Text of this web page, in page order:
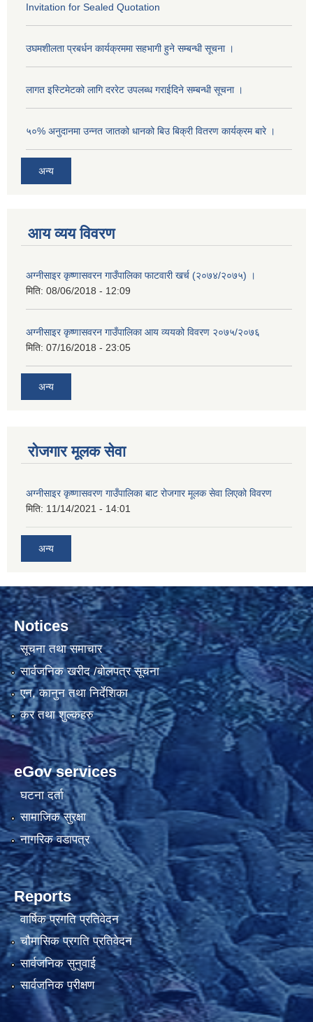
Invitation for Sealed Quotation
उघमशीलता प्रबर्धन कार्यक्रममा सहभागी हुने सम्बन्धी सूचना ।
लागत इस्टिमेटको लागि दररेट उपलब्ध गराईदिने सम्बन्धी सूचना ।
५०% अनुदानमा उन्नत जातको धानको बिउ बिक्री वितरण कार्यक्रम बारे ।
अन्य
आय व्यय विवरण
अग्नीसाइर कृष्णासवरन गाउँपालिका फाटवारी खर्च (२०७४/२०७५) ।
मिति: 08/06/2018 - 12:09
अग्नीसाइर कृष्णासवरन गाउँपालिका आय व्ययको विवरण २०७५/२०७६
मिति: 07/16/2018 - 23:05
अन्य
रोजगार मूलक सेवा
अग्नीसाइर कृष्णासवरण गाउँपालिका बाट रोजगार मूलक सेवा लिएको विवरण
मिति: 11/14/2021 - 14:01
अन्य
Notices
सूचना तथा समाचार
सार्वजनिक खरीद /बोलपत्र सूचना
एन, कानुन तथा निर्देशिका
कर तथा शुल्कहरु
eGov services
घटना दर्ता
सामाजिक सुरक्षा
नागरिक वडापत्र
Reports
वार्षिक प्रगति प्रतिवेदन
चौमासिक प्रगति प्रतिवेदन
सार्वजनिक सुनुवाई
सार्वजनिक परीक्षण